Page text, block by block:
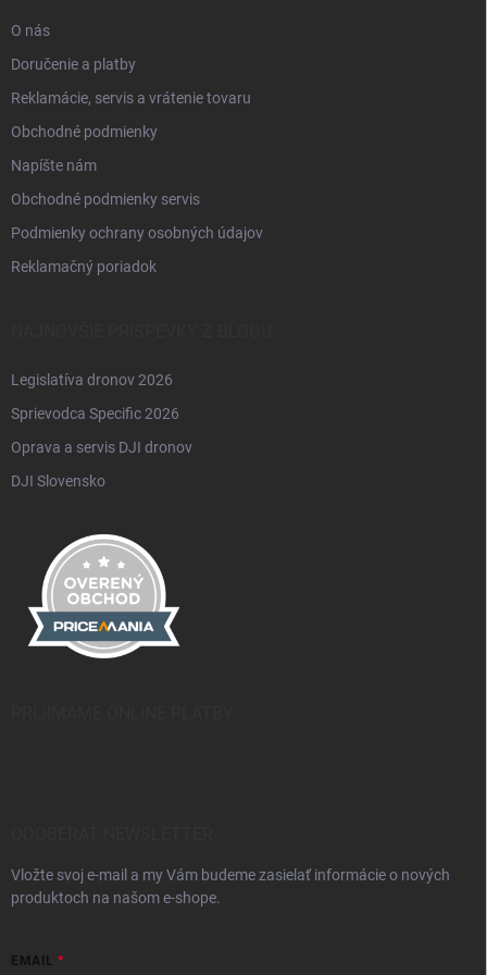
O nás
Doručenie a platby
Reklamácie, servis a vrátenie tovaru
Obchodné podmienky
Napíšte nám
Obchodné podmienky servis
Podmienky ochrany osobných údajov
Reklamačný poriadok
Legislatíva dronov 2026
Sprievodca Specific 2026
Oprava a servis DJI dronov
DJI Slovensko
Vložte svoj e-mail a my Vám budeme zasielať informácie o nových
produktoch na našom e-shope.
EMAIL